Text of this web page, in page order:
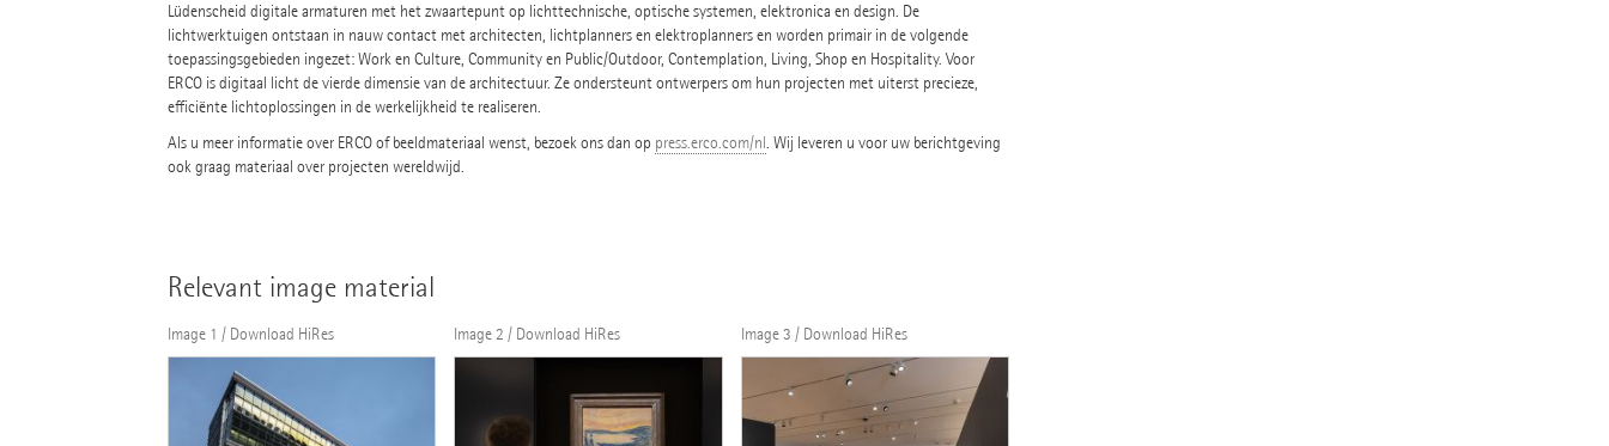
Lüdenscheid digitale armaturen met het zwaartepunt op lichttechnische, optische systemen, elektronica en design. De
lichtwerktuigen ontstaan in nauw contact met architecten, lichtplanners en elektroplanners en worden primair in de volgende
toepassingsgebieden ingezet: Work en Culture, Community en Public/Outdoor, Contemplation, Living, Shop en Hospitality. Voor
ERCO is digitaal licht de vierde dimensie van de architectuur. Ze ondersteunt ontwerpers om hun projecten met uiterst precieze,
efficiënte lichtoplossingen in de werkelijkheid te realiseren.
Als u meer informatie over ERCO of beeldmateriaal wenst, bezoek ons dan op press.erco.com/nl. Wij leveren u voor uw berichtgeving
ook graag materiaal over projecten wereldwijd.
Relevant image material
Image 1 / Download HiRes Image 2 / Download HiRes Image 3 / Download HiRes